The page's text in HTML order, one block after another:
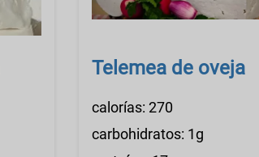
Telemea de oveja
calorías: 270
carbohidratos: 1g